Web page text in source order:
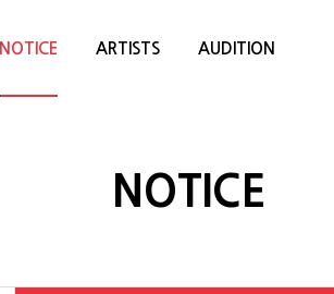
NOTICE ARTISTS AUDITION
NOTICE